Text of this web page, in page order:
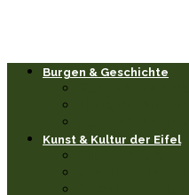
Burgen & Geschichte
Kunst & Kultur der Eifel